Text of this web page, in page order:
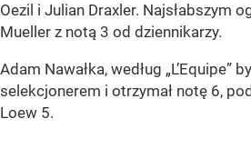
Oezil i Julian Draxler. Najsłabszym
Mueller z notą 3 od dziennikarzy.
Adam Nawałka, według „L’Equipe”
selekcjonerem i otrzymał notę 6,
Loew 5.